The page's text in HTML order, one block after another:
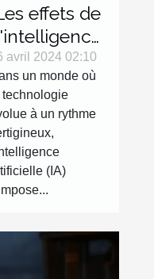
effets de
sur
les petites
entreprises
en France
avril 2024 02:10
un monde où
technologie
à un rythme
(IA)